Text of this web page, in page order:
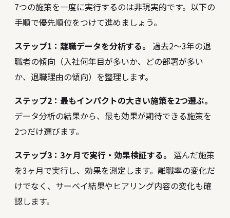
7つの施策を一度に実行するのは非現実的です。以下の
手順で優先順位をつけて進めましょう。
ステップ1：離職データを分析する。 過去2〜3年の退
職者の傾向（入社何年目が多いか、どの部署が多い
か、退職理由の傾向）を整理します。
ステップ2：最もインパクトの大きい施策を2つ選ぶ。
データ分析の結果から、最も効果が期待できる施策を
2つだけ選びます。
ステップ3：3ヶ月で実行・効果検証する。
選んだ施策
を3ヶ月で実行し、効果を測定します。離職率の変化だ
けでなく、サーベイ結果やヒアリング内容の変化も確
認します。